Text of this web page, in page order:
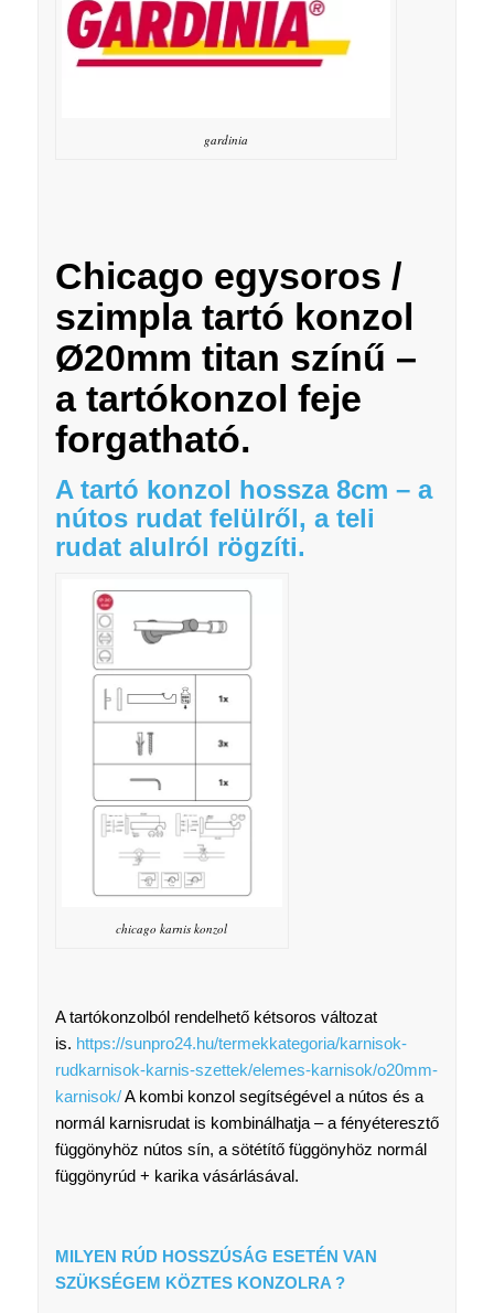
gardinia
Chicago egysoros /
szimpla tartó konzol
Ø20mm titan színű –
a tartókonzol feje
forgatható.
A tartó konzol hossza 8cm – a
nútos rudat felülről, a teli
rudat alulról rögzíti.
chicago karnis konzol
A tartókonzolból rendelhető kétsoros változat
is. https://sunpro24.hu/termekkategoria/karnisok-
rudkarnisok-karnis-szettek/elemes-karnisok/o20mm-
karnisok/A kombi konzol segítségével a nútos és a
normál karnisrudat is kombinálhatja – a fényéteresztő
függönyhöz nútos sín, a sötétítő függönyhöz normál
függönyrúd + karika vásárlásával.
MILYEN RÚD HOSSZÚSÁG ESETÉN VAN
SZÜKSÉGEM KÖZTES KONZOLRA ?